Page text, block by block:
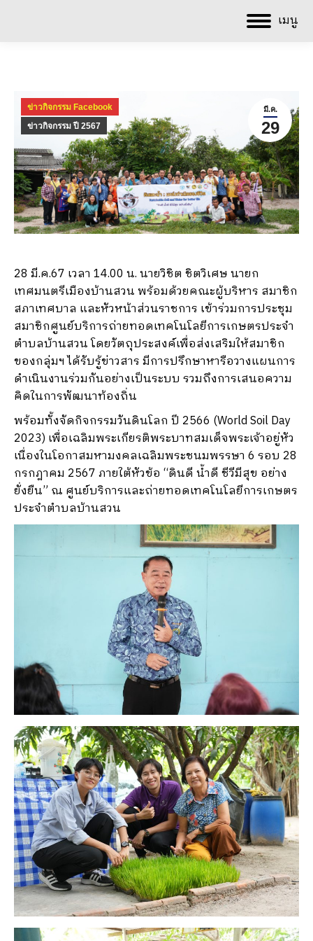
เมนู
มี.ค.
29
ข่าวกิจกรรม Facebook
ข่าวกิจกรรม ปี 2567
28 มี.ค.67 เวลา 14.00 น. นายวิชิต ชิตวิเศษ นายก
เทศมนตรีเมืองบ้านสวน พร้อมด้วยคณะผู้บริหาร สมาชิก
สภาเทศบาล และหัวหน้าส่วนราชการ เข้าร่วมการประชุม
สมาชิกศูนย์บริการถ่ายทอดเทคโนโลยีการเกษตรประจำ
ตำบลบ้านสวน โดยวัตถุประสงค์เพื่อส่งเสริมให้สมาชิก
ของกลุ่มฯ ได้รับรู้ข่าวสาร มีการปรึกษาหารือวางแผนการ
ดำเนินงานร่วมกันอย่างเป็นระบบ รวมถึงการเสนอความ
คิดในการพัฒนาท้องถิ่น
พร้อมทั้งจัดกิจกรรมวันดินโลก ปี 2566 (World Soil Day
2023) เพื่อเฉลิมพระเกียรติพระบาทสมเด็จพระเจ้าอยู่หัว
เนื่องในโอกาสมหามงคลเฉลิมพระชนมพรรษา 6 รอบ 28
กรกฎาคม 2567 ภายใต้หัวข้อ “ดินดี น้ำดี ชีวีมีสุข อย่าง
ยั่งยืน” ณ ศูนย์บริการและถ่ายทอดเทคโนโลยีการเกษตร
ประจำตำบลบ้านสวน